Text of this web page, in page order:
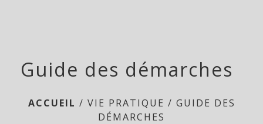
Guide des démarches
ACCUEIL / VIE PRATIQUE / GUIDE DES
DÉMARCHES